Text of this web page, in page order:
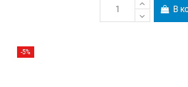
В
-5%